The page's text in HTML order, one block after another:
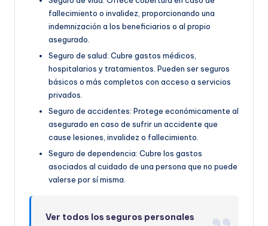
fallecimiento o invalidez, proporcionando una
indemnización a los beneficiarios o al propio
asegurado.
Seguro de salud: Cubre gastos médicos,
hospitalarios y tratamientos. Pueden ser seguros
básicos o más completos con acceso a servicios
privados.
Seguro de accidentes: Protege económicamente al
asegurado en caso de sufrir un accidente que
cause lesiones, invalidez o fallecimiento.
Seguro de dependencia: Cubre los gastos
asociados al cuidado de una persona que no puede
valerse por sí misma.
Ver todos los seguros personales